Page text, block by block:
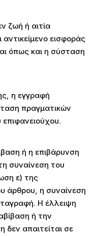
ζωή ή αιτία
εισφοράς
όπως και η σύσταση
η εγγραφή
πραγματικών
ή η επιβάρυνση
συναίνεση του
ε) της
άρθρου, η συναίνεση
Η έλλειψη
ή την
δεν απαιτείται σε